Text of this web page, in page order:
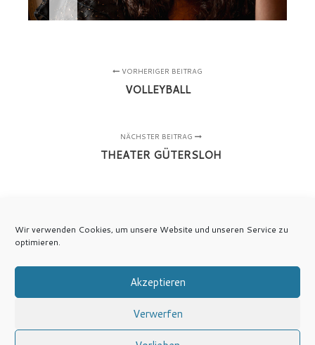
Wir verwenden Cookies, um unsere Website und unseren Service zu
optimieren.
Akzeptieren
Verwerfen
VORHERIGER BEITRAG
VOLLEYBALL
NÄCHSTER BEITRAG
THEATER GÜTERSLOH